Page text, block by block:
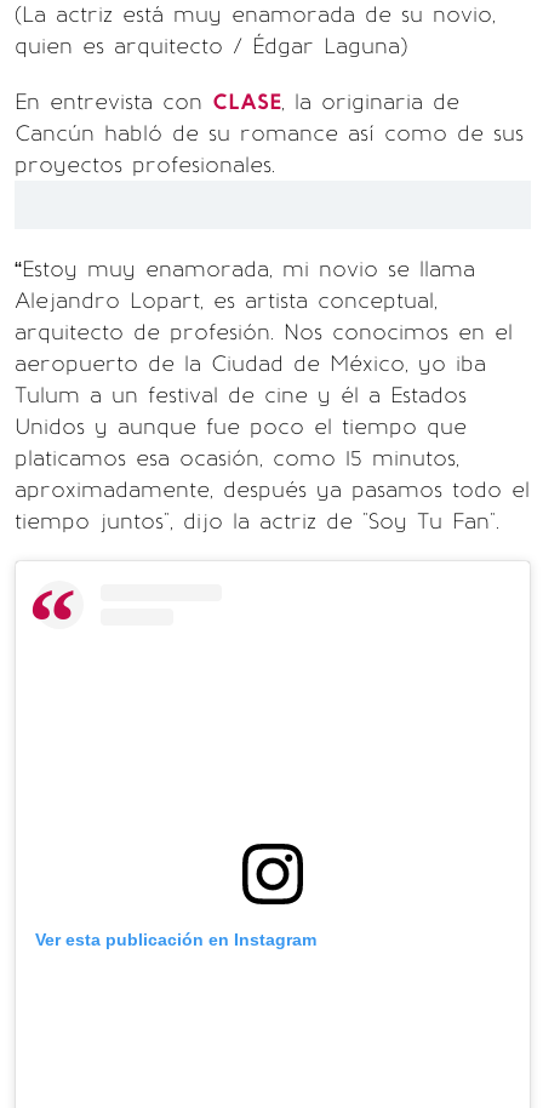
(La actriz está muy enamorada de su novio,
quien es arquitecto / Édgar Laguna)
En entrevista con CLASE, la originaria de
Cancún habló de su romance así como de sus
proyectos profesionales.
“Estoy muy enamorada, mi novio se llama
Alejandro Lopart, es artista conceptual,
arquitecto de profesión. Nos conocimos en el
aeropuerto de la Ciudad de México, yo iba
Tulum a un festival de cine y él a Estados
Unidos y aunque fue poco el tiempo que
platicamos esa ocasión, como 15 minutos,
aproximadamente, después ya pasamos todo el
tiempo juntos", dijo la actriz de "Soy Tu Fan".
Ver esta publicación en Instagram